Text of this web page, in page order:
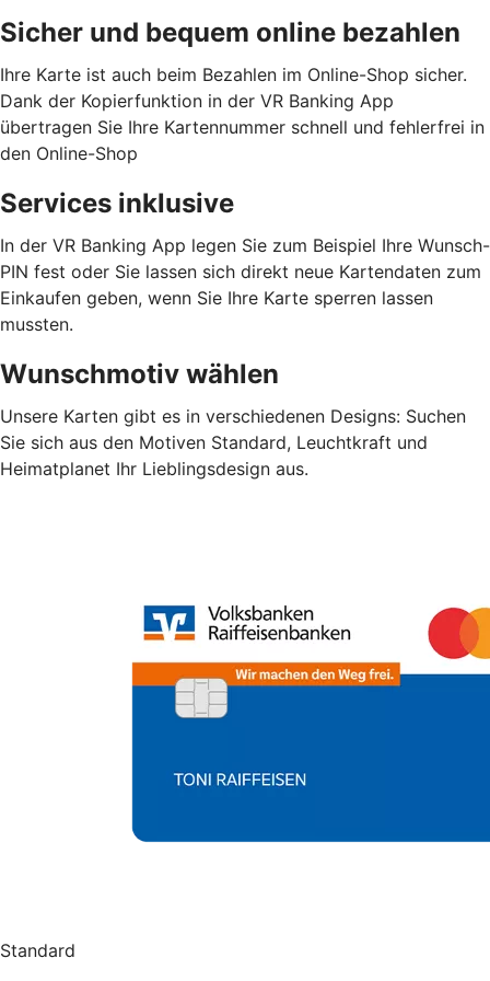
Sicher und bequem online bezahlen
Ihre Karte ist auch beim Bezahlen im Online-Shop sicher.
Dank der Kopierfunktion in der VR Banking App
übertragen Sie Ihre Kartennummer schnell und fehlerfrei in
den Online-Shop
Services inklusive
In der VR Banking App legen Sie zum Beispiel Ihre Wunsch-
PIN fest oder Sie lassen sich direkt neue Kartendaten zum
Einkaufen geben, wenn Sie Ihre Karte sperren lassen
mussten.
Wunschmotiv wählen
Unsere Karten gibt es in verschiedenen Designs: Suchen
Sie sich aus den Motiven Standard, Leuchtkraft und
Heimatplanet Ihr Lieblingsdesign aus.
Standard